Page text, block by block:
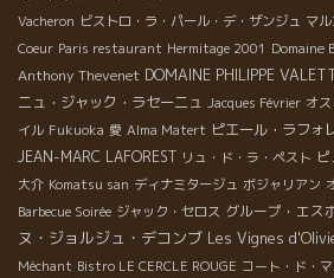
Vacheron ビストロ・ラ・パール・デ・ザンジュ マ
Coeur Paris restaurant Hermitage 2001 Domaine
Anthony Thevenet DOMAINE PHILIPPE
ニュ・ジャック・ラセーニュ Jacques Février オ
イル Fukuoka 愛 Alma Matert ピエール・ラフォ
JEAN-MARC LAFOREST リュ・ド・ラ・ペスト
大介 Komatsu san ディナミタージュ ボジャリアン
Barbecue Soirée ジャック・セロス グループ・エス
ヌ・ジョルジュ・デコンブ Les Vignes
Méchant Bistro LE CERCLE ROUGE コート・ド・